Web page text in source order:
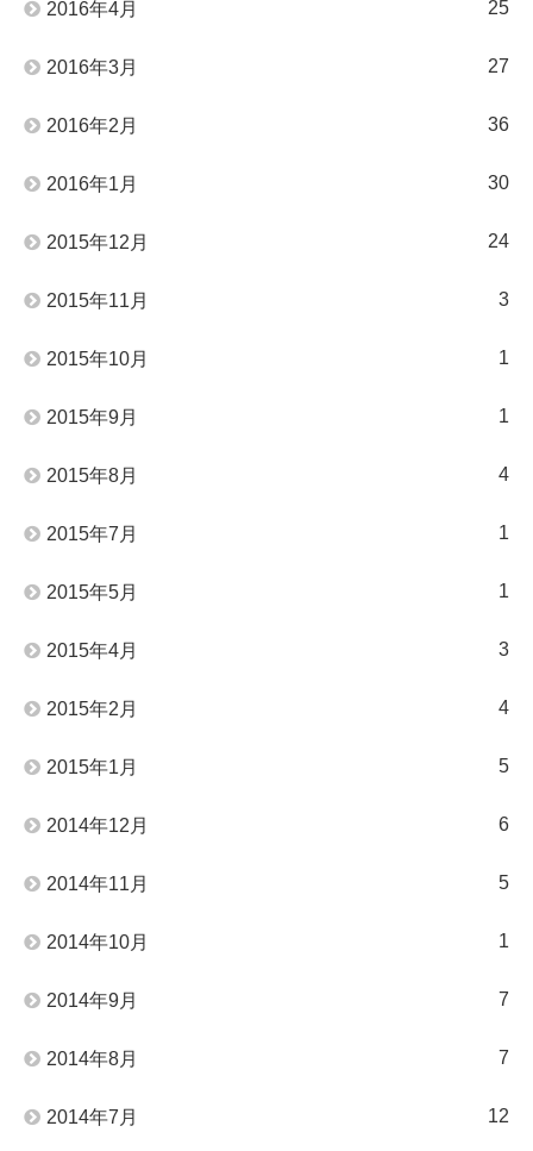
2016年4月 25
2016年3月 27
2016年2月 36
2016年1月 30
2015年12月 24
2015年11月 3
2015年10月 1
2015年9月 1
2015年8月 4
2015年7月 1
2015年5月 1
2015年4月 3
2015年2月 4
2015年1月 5
2014年12月 6
2014年11月 5
2014年10月 1
2014年9月 7
2014年8月 7
2014年7月 12